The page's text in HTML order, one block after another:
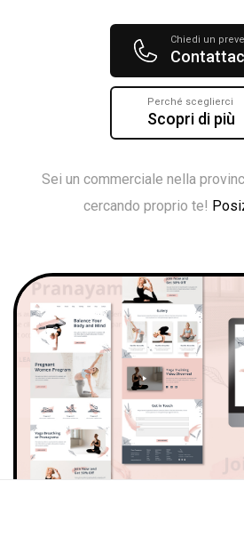
Chiedi un
Perché sceglierci
Scopri di più
Sei un commerciale nella
cercando proprio te!